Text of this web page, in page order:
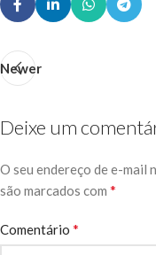
Newer
Deixe um
O seu endereço de e-mail
são marcados com *
Comentário *